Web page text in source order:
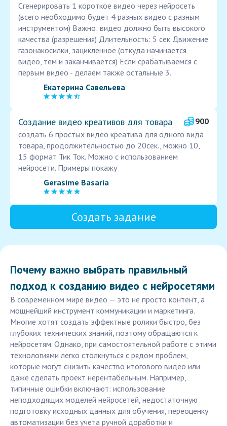
Сгенерировать 1 короткое видео через нейросеть
(всего необходимо будет 4 разных видео с разным
инструментом) Важно: видео должно быть высокого
качества (разрешения) Длительность: 5 сек Движение
газонакосилки, зацикленное (откуда начинается
видео, тем и заканчивается) Если срабатываемся с
первым видео - делаем также остальные 3.
Екатерина Савельева
Создание видео креативов для товара
900
создать 6 простых видео креатива для одного вида
товара, продолжительностью до 20сек., можно 10,
15 формат Тик Ток. Можно с использованием
нейросети. Примеры покажу
Gerasime Basaria
Создать задание
Почему важно выбрать правильный
подход к созданию видео с нейросетями
В современном мире видео — это не просто контент, а
мощнейший инструмент коммуникации и маркетинга.
Многие хотят создать эффектные ролики быстро, без
глубоких технических знаний, поэтому обращаются к
нейросетям. Однако, при самостоятельной работе с этими
технологиями легко столкнуться с рядом проблем,
которые могут снизить качество итогового видео или
даже сделать проект нерентабельным. Например,
типичные ошибки включают: использование
неподходящих моделей нейросетей, недостаточную
подготовку исходных данных для обучения, переоценку
автоматизации без учета ручной доработки и